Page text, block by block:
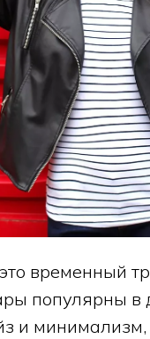
временный
популярны
и